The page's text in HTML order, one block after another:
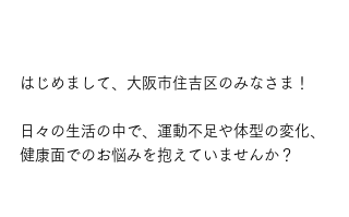
はじめまして、大阪市住吉区のみなさま！
日々の生活の中で、運動不足や体型の変化、
健康面でのお悩みを抱えていませんか？